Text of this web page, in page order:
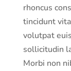
rhoncus
tincidunt
volutpat
sollicitudin
Morbi non